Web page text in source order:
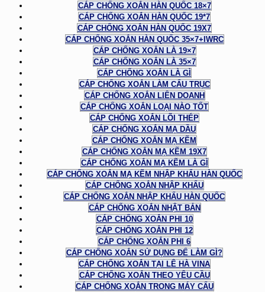
CÁP CHỐNG XOẮN HÀN QUỐC 18×7
CÁP CHỐNG XOẮN HÀN QUỐC 19*7
CÁP CHỐNG XOẮN HÀN QUỐC 19X7
CÁP CHỐNG XOẮN HÀN QUỐC 35×7+IWRC
CÁP CHỐNG XOẮN LÀ 19×7
CÁP CHỐNG XOẮN LÀ 35×7
CÁP CHỐNG XOẮN LÀ GÌ
CÁP CHỐNG XOẮN LÀM CẨU TRỤC
CÁP CHỐNG XOẮN LIÊN DOANH
CÁP CHỐNG XOẮN LOẠI NÀO TỐT
CÁP CHỐNG XOẮN LÕI THÉP
CÁP CHỐNG XOẮN MẠ DẦU
CÁP CHỐNG XOẮN MẠ KẼM
CÁP CHỐNG XOẮN MẠ KẼM 19X7
CÁP CHỐNG XOẮN MẠ KẼM LÀ GÌ
CÁP CHỐNG XOẮN MẠ KẼM NHẬP KHẨU HÀN QUỐC
CÁP CHỐNG XOẮN NHẬP KHẨU
CÁP CHỐNG XOẮN NHẬP KHẨU HÀN QUỐC
CÁP CHỐNG XOẮN NHẬT BẢN
CÁP CHỐNG XOẮN PHI 10
CÁP CHỐNG XOẮN PHI 12
CÁP CHỐNG XOẮN PHI 6
CÁP CHỐNG XOẮN SỬ DỤNG ĐỂ LÀM GÌ?
CÁP CHỐNG XOẮN TẠI LÊ HÀ VINA
CÁP CHỐNG XOẮN THEO YÊU CẦU
CÁP CHỐNG XOẮN TRONG MÁY CẨU